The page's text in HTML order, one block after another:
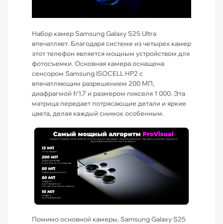
Набор камер Samsung Galaxy S25 Ultra
впечатляет. Благодаря системе из четырех камер
этот телефон является мощным устройством для
фотосъемки. Основная камера оснащена
сенсором Samsung ISOCELL HP2 с
впечатляющим разрешением 200 МП,
диафрагмой f/1.7 и размером пикселя 1 000. Эта
матрица передает потрясающие детали и яркие
цвета, делая каждый снимок особенным.
Помимо основной камеры, Samsung Galaxy S25